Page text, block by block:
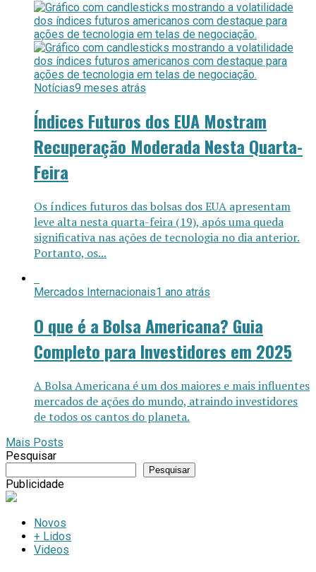
Notícias9 meses atrás
Índices Futuros dos EUA Mostram
Recuperação Moderada Nesta Quarta-
Feira
Os índices futuros das bolsas dos EUA apresentam
leve alta nesta quarta-feira (19), após uma queda
significativa nas ações de tecnologia no dia anterior.
Portanto, os...
Mercados Internacionais1 ano atrás
O que é a Bolsa Americana? Guia
Completo para Investidores em 2025
A Bolsa Americana é um dos maiores e mais influentes
mercados de ações do mundo, atraindo investidores
de todos os cantos do planeta.
Mais Posts
Pesquisar
Pesquisar
Publicidade
Novos
+ Lidos
Videos